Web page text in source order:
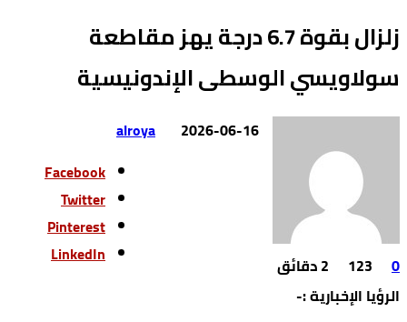
زلزال بقوة 6.7 درجة يهز مقاطعة
سولاويسي الوسطى الإندونيسية
alroya 2026-06-16
0
123 2 ‫دقائق‬
Facebook
Twitter
Pinterest
LinkedIn
الرؤيا الإخبارية :-